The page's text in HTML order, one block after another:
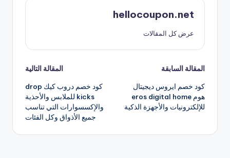
hellocoupon.net
عرض كل المقالات
تصفّح
المقالات
المقالة السابقة
كود خصم ايروس ديجيتال
هوم eros digital home
للإلكترونيات والأجهزة الذكية
المقالة التالية
كود خصم دروب كيك drop
kicks للملابس والأحذية
والإكسسوارات التي تناسب
جميع الأذواق وكل الفئات